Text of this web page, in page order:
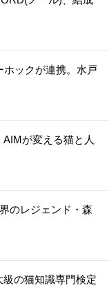
ックが連携。水戸
が変える猫と人
のレジェンド・森
の猫知識専門検定